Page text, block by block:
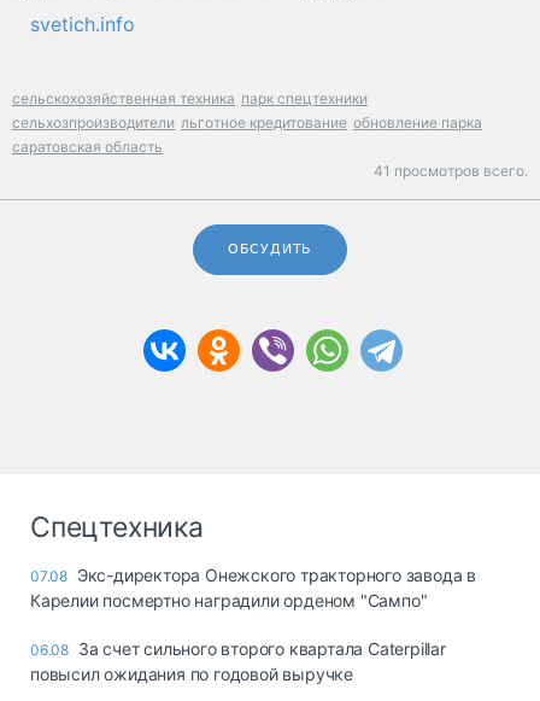
svetich.info
сельскохозяйственная техника парк спецтехники
сельхозпроизводители льготное кредитование обновление парка
саратовская область
41 просмотров всего.
ОБСУДИТЬ
Спецтехника
07.08 Экс-директора Онежского тракторного завода в
Карелии посмертно наградили орденом "Сампо"
06.08 За счет сильного второго квартала Caterpillar
повысил ожидания по годовой выручке